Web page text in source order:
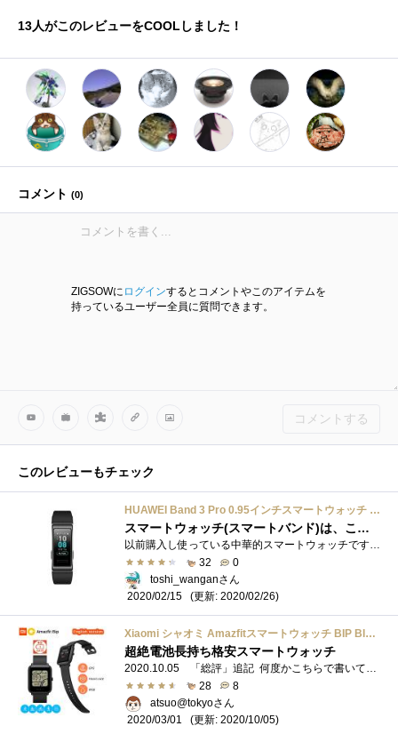
13人がこのレビューをCOOLしました！
コメント (0)
ZIGSOWに ログインするとコメントやこのアイテムを
持っているユーザー全員に質問できます。
コメントする
このレビューもチェック
HUAWEI Band 3 Pro 0.95インチスマートウォッチ ブラックGPS内蔵 5気圧耐水 iOS/Android対応 Band 3 Pro/Black 【日本正規代理店品】
スマートウォッチ(スマートバンド)は、こうあるべきという、見本的端末
以前購入し使っている中華的スマートウォッチですが、歩数管理には役立っているのですが、正直言って、それだけです(^^; 心拍数はカロリー消�...
32
0
toshi_wanganさん
2020/02/15
(更新: 2020/02/26)
Xiaomi シャオミ Amazfitスマートウォッチ BIP BIT PACE Lite 32g超薄型スクリーン1.28 引き続き45日間使用するgps、トラック、屋外/屋内ラン、乗り、ウォーキング、睡眠と履歴データIP68 (白)
超絶電池長持ち格安スマートウォッチ
2020.10.05 「総評」追記 何度かこちらで書いていますが、Pebbleの買収により スマートウォッチ難民になって久しいですが、見た目とそこそこの�...
28
8
atsuo@tokyoさん
2020/03/01
(更新: 2020/10/05)